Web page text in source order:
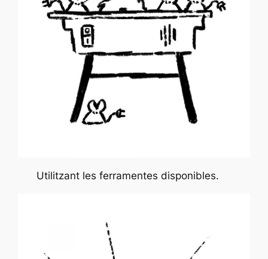
Utilitzant les ferramentes disponibles.